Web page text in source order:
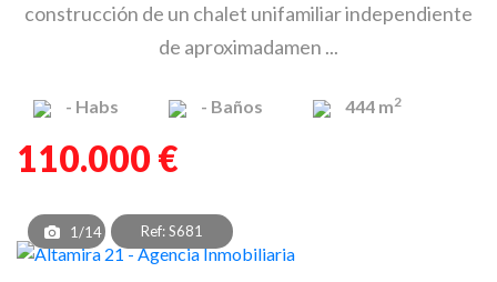
construcción de un chalet unifamiliar independiente
de aproximadamen ...
- Habs - Baños 444 m2
110.000 €
1/14 Ref: S681